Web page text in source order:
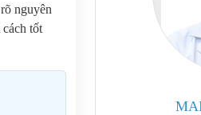
nguyên
tốt